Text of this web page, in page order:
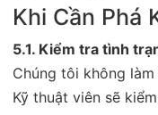
Khi Cần Phá
5.1. Kiểm tra tình
Chúng tôi không
Kỹ thuật viên sẽ